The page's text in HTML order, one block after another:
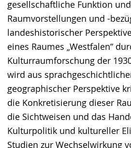
gesellschaftliche Funktion
Raumvorstellungen und -
landeshistorischer
eines Raumes „Westfalen“
Kulturraumforschung der
wird aus
geographischer Perspektive
die Konkretisierung dieser
die Sichtweisen und das
Kulturpolitik und kultureller
Studien zur Wechselwirkung